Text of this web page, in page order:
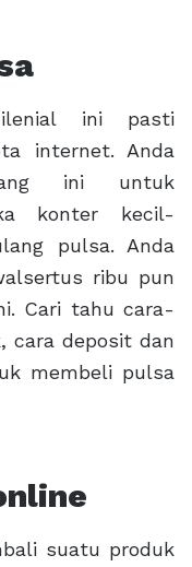
ini pasti
internet. Anda
ini untuk
konter kecil-
pulsa. Anda
ribu pun
Cari tahu cara-
cara deposit dan
membeli pulsa
suatu produk